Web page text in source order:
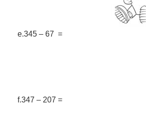
e.345 – 67 =
f.347 – 207 =